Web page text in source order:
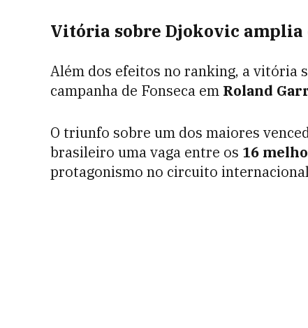
Vitória sobre Djokovic amplia
Além dos efeitos no ranking, a vitória
campanha de Fonseca em Roland
O triunfo sobre um dos maiores
brasileiro uma vaga entre os 16
protagonismo no circuito